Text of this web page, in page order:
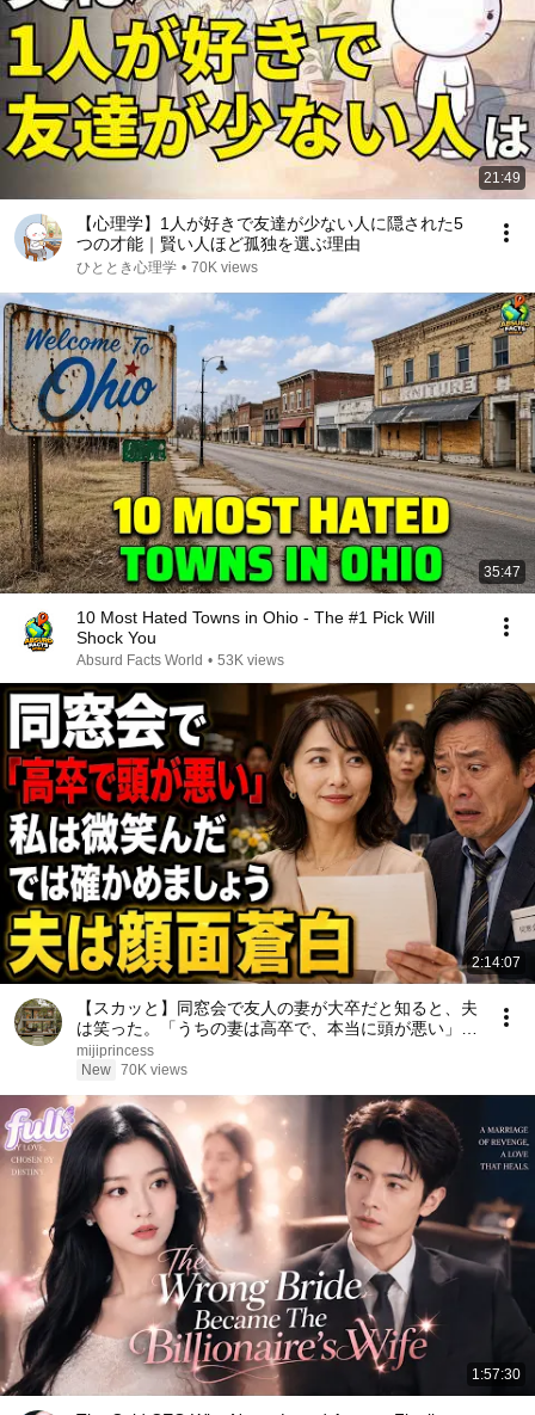
21:49
【心理学】1人が好きで友達が少ない人に隠された5
つの才能｜賢い人ほど孤独を選ぶ理由
ひととき心理学 • 70K views
35:47
10 Most Hated Towns in Ohio - The #1 Pick Will
Shock You
Absurd Facts World • 53K views
2:14:07
【スカッと】同窓会で友人の妻が大卒だと知ると、夫
は笑った。「うちの妻は高卒で、本当に頭が悪い」私
は微笑んだ。「では、どちらが愚かか確かめましょ
う」――数分後、夫は顔面蒼白になった……。
mijiprincess
New 70K views
1:57:30